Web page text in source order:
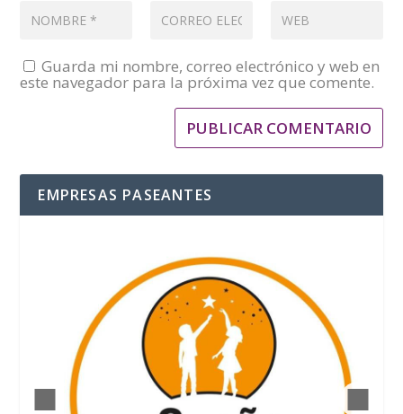
Guarda mi nombre, correo electrónico y web en
este navegador para la próxima vez que comente.
EMPRESAS PASEANTES